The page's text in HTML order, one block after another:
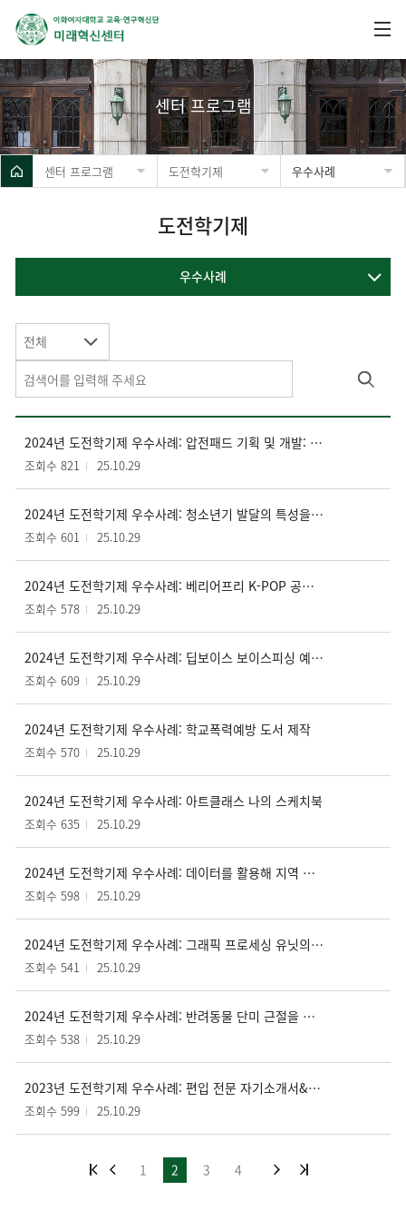
센터 프로그램
센터 프로그램 도전학기제 우수사례
도전학기제
우수사례
전체
2024년 도전학기제 우수사례: 압전패드 기획 및 개발: 에너지 하베스팅을 중심으로
조회수 821 25.10.29
2024년 도전학기제 우수사례: 청소년기 발달의 특성을 고려한 지속가능한 기부 플랫폼
조회수 601 25.10.29
2024년 도전학기제 우수사례: 베리어프리 K-POP 공연을 위한 플랫폼 및 디바이스 개발
조회수 578 25.10.29
2024년 도전학기제 우수사례: 딥보이스 보이스피싱 예방 및 대응을 위한 인공지능 모델 개발
조회수 609 25.10.29
2024년 도전학기제 우수사례: 학교폭력예방 도서 제작
조회수 570 25.10.29
2024년 도전학기제 우수사례: 아트클래스 나의 스케치북
조회수 635 25.10.29
2024년 도전학기제 우수사례: 데이터를 활용해 지역 문제를 조명하는 심층 취재물 제작
조회수 598 25.10.29
2024년 도전학기제 우수사례: 그래픽 프로세싱 유닛의 레지스터 파일 효율성 향상 연구
조회수 541 25.10.29
2024년 도전학기제 우수사례: 반려동물 단미 근절을 위한 콘텐츠 제작
조회수 538 25.10.29
2023년 도전학기제 우수사례: 편입 전문 자기소개서&학업 계획서 1:1 온라인 컨설팅 서비스
조회수 599 25.10.29
1 2 3 4